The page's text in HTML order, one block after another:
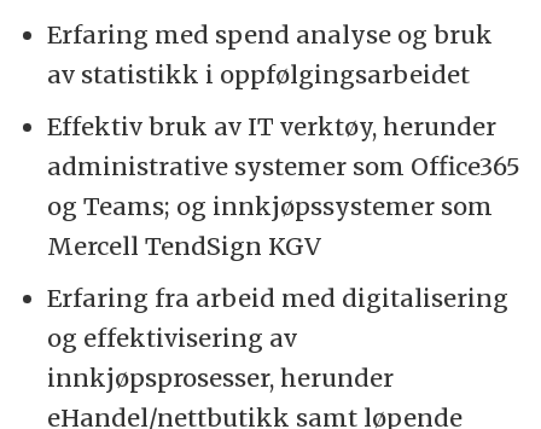
Erfaring med spend analyse og bruk
av statistikk i oppfølgingsarbeidet
Effektiv bruk av IT verktøy, herunder
administrative systemer som Office365
og Teams; og innkjøpssystemer som
Mercell TendSign KGV
Erfaring fra arbeid med digitalisering
og effektivisering av
innkjøpsprosesser, herunder
eHandel/nettbutikk samt løpende